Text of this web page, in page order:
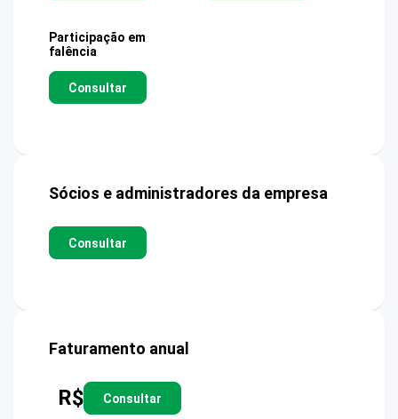
Participação em
falência
Consultar
Sócios e administradores da empresa
Consultar
Faturamento anual
R$ Consultar